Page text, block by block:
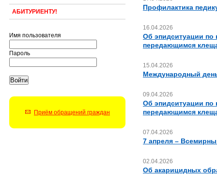
АБИТУРИЕНТУ!
Имя пользователя
Пароль
Приём обращений граждан
Профилактика
16.04.2026
Об эпидситуации по
передающимся
15.04.2026
Международный
09.04.2026
Об эпидситуации по
передающимся
07.04.2026
7 апреля –
02.04.2026
Об акарицидных